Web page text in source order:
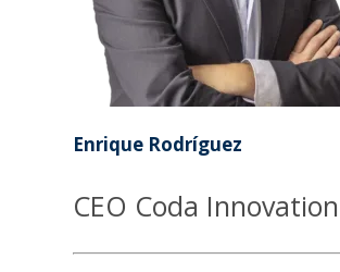
Enrique Rodríguez
CEO Coda